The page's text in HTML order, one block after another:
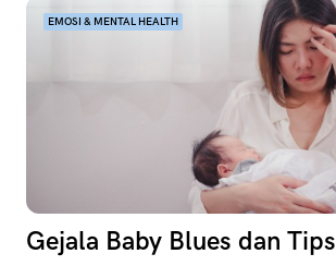
EMOSI & MENTAL HEALTH
Gejala Baby Blues dan Tips